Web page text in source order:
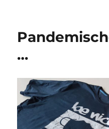
…